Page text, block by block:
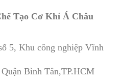
Tạo Cơ Khí Á Châu
5, Khu công nghiệp Vĩnh
Bình Tân,TP.HCM